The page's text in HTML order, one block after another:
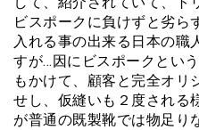
ビスポークに負けずと劣ら
入れる事の出来る日本の職
すが…因にビスポークとい
もかけて、顧客と完全オリ
せし、仮縫いも２度される
が普通の既製靴では物足り